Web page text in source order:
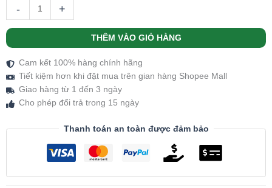
- +
THÊM VÀO GIỎ HÀNG
Cam kết 100% hàng chính hãng
Tiết kiệm hơn khi đặt mua trên gian hàng Shopee Mall
Giao hàng từ 1 đến 3 ngày
Cho phép đổi trả trong 15 ngày
Thanh toán an toàn được đảm bảo